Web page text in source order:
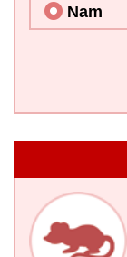
Nam